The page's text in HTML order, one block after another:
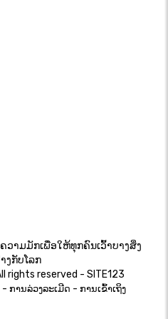
າມມັກເພື່ອໃຫ້ທຸກຄົນເວົ້າບາງສິ່ງ
ງກັບໂລກ
reserved - SITE123
- ການລ່ວງລະເມີດ - ການເຂົ້າເຖິງ